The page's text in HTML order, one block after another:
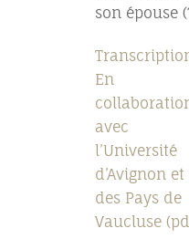
son épouse
En
avec
l’Université
d’Avignon et
des Pays de
Vaucluse